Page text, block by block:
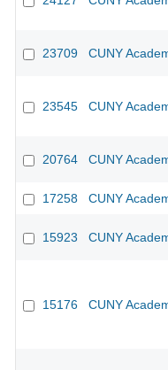
23709 CUNY
23545 CUNY
20764 CUNY
17258 CUNY
15923 CUNY
15176 CUNY